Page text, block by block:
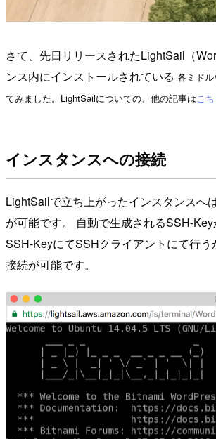
さて、先日リリースされたLightSail（
ンス内にインストールされている 各ミド
てみました。 LightSailについての、 他の記事は こ
インスタンスへの接続
LightSailで立ち上がったインスタンスへ
が可能です。 自動で生成されるSSH-
SSH-KeyにてSSHクライアントにて行う
接続が可能です。